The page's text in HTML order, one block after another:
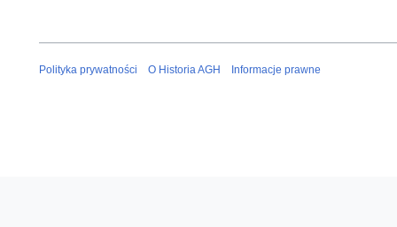
Polityka prywatności O Historia AGH Informacje prawne